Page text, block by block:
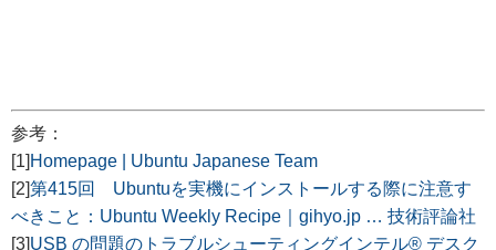
参考：
[1] Homepage | Ubuntu Japanese Team
[2]第415回 Ubuntuを実機にインストールする際に注意す
べきこと：Ubuntu Weekly Recipe｜gihyo.jp … 技術評論社
[3]USB の問題のトラブルシューティングインテル® デスク